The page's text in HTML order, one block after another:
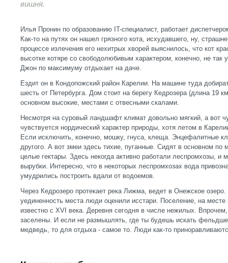
вишня.
Илья Пронин по образованию IT-специалист, работает
Как-то на путях он нашел грязного кота, исхудавшего, ну,
процессе излечения его нехитрых хворей выяснилось, что кот
высотке котяре со свободолюбивым характером, конечно, не так
Джон по максимуму отдыхает на даче.
Ездит он в Кондопожский район Карелии. На машине туда
шесть от Петербурга. Дом стоит на берегу Кедрозера (длина 19
основном высокие, местами с отвесными скалами.
Несмотря на суровый ландшафт климат довольно мягкий, а вот
чувствуется нордический характер природы, хотя летом в
Если исключить, конечно, мошку, гнуса, клеща. Энцефалитные
другого. А вот змеи здесь тихие, пуганные. Сидят в основном по
целые гектары. Здесь некогда активно работали леспромхозы, и
вырубки. Интересно, что в некоторых леспромхозах вода
умудрились построить вдали от водоемов.
Через Кедрозеро протекает река Лижма, ведет в Онежское
уединенность места люди оценили исстари. Поселение, на месте
известно с XVI века. Деревня сегодня в числе нежилых.
заселены. И если не размышлять, где ты будешь искать
медведь, то для отдыха - самое то. Люди как-то